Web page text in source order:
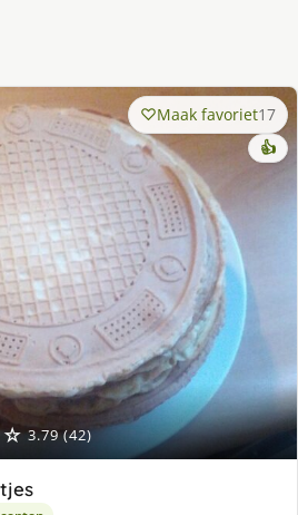
3.79 (42)
Maak favoriet17
👍